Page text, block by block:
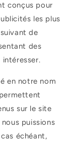
conçus pour
les plus
de
des
intéresser.
en notre nom
sur le site
puissions
échéant,